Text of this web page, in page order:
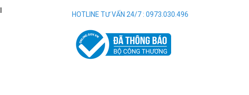
HOTLINE TƯ VẤN 24/7 : 0973.030.496